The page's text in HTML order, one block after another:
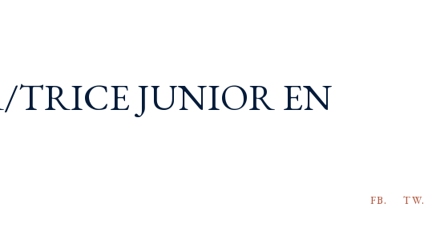
JUNIOR EN
FB. TW.